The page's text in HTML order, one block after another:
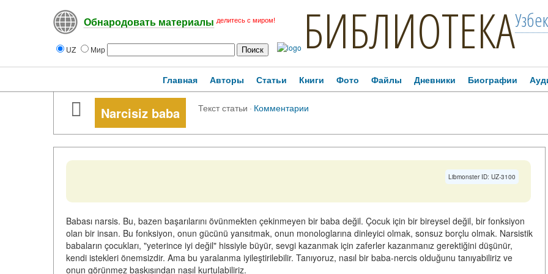
Обнародовать материалы делитесь с миром!
UZ Мир БИБЛИОТЕКА
Главная Авторы Статьи Книги Фото Файлы Дневники Биографии
Narcisiz baba Текст статьи · Комментарии
Libmonster ID: UZ-3100
Babası narsis. Bu, bazen başarılarını övünmekten çekinmeyen bir baba değil. Çocuk için bir bireysel değil, bir fonksiyon
olan bir insan. Bu fonksiyon, onun gücünü yansıtmak, onun monologlarına dinleyici olmak, sonsuz borçlu olmak. Narsistik
babaların çocukları, "yeterince iyi değil" hissiyle büyür, sevgi kazanmak için zaferler kazanmanız gerektiğini düşünür,
kendi istekleri önemsizdir. Ama bu yaralanma iyileştirilebilir. Tanıyoruz, nasıl bir baba-nercis olduğunu tanıyabiliriz ve
onun görünmez baskısından nasıl kurtulabiliriz.